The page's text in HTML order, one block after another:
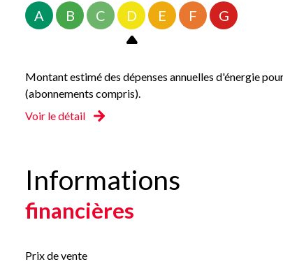
A B C D E F G
Montant estimé des dépenses annuelles d'énergie
(abonnements compris).
Voir le détail
Informations
financières
Prix de vente